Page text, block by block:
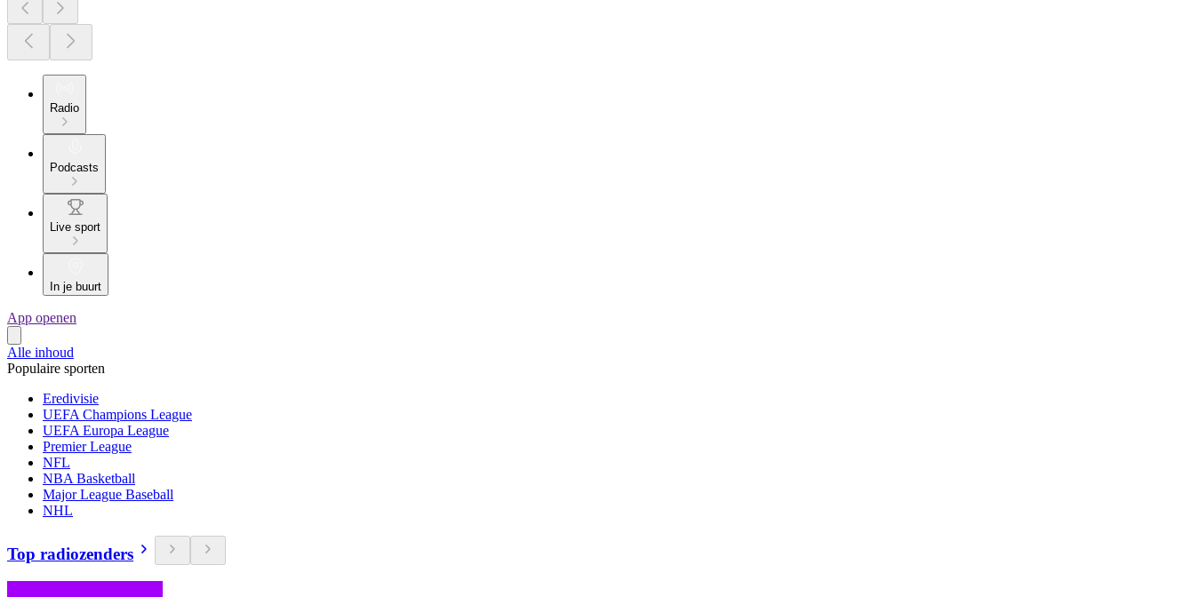
Radio
Podcasts
Live sport
In je buurt
App openen
Alle inhoud
Populaire sporten
Eredivisie
UEFA Champions League
UEFA Europa League
Premier League
NFL
NBA Basketball
Major League Baseball
NHL
Top radiozenders